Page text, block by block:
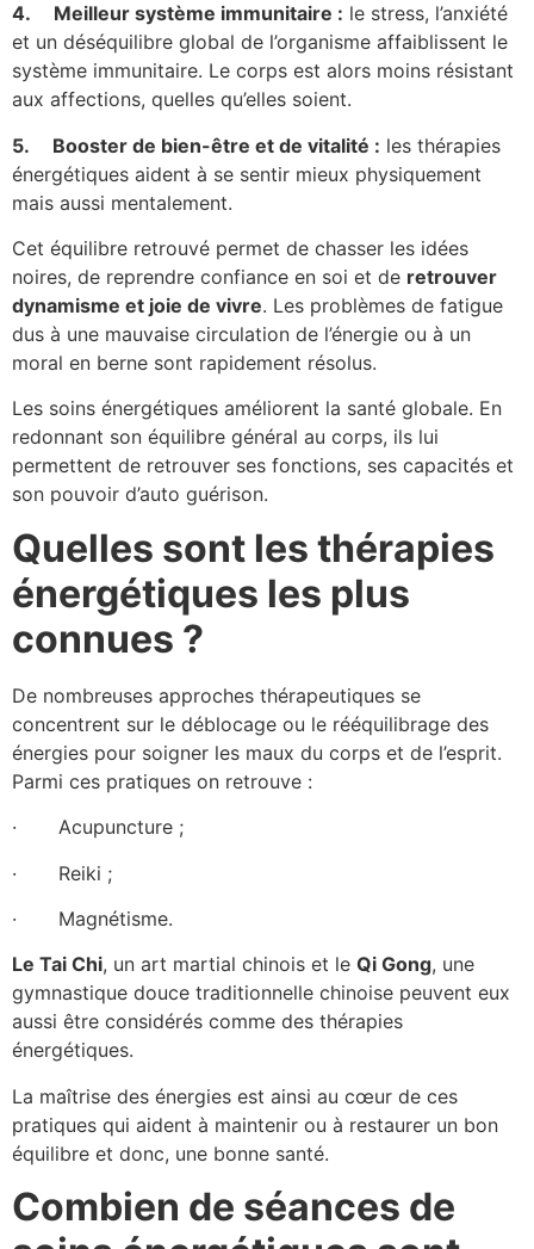
4.
Meilleur système immunitaire : le stress, l’anxiété
et un déséquilibre global de l’organisme affaiblissent le
système immunitaire. Le corps est alors moins résistant
aux affections, quelles qu’elles soient.
5.
Booster de bien-être et de vitalité : les thérapies
énergétiques aident à se sentir mieux physiquement
mais aussi mentalement.
Cet équilibre retrouvé permet de chasser les idées
noires, de reprendre confiance en soi et de retrouver
dynamisme et joie de vivre. Les problèmes de fatigue
dus à une mauvaise circulation de l’énergie ou à un
moral en berne sont rapidement résolus.
Les soins énergétiques améliorent la santé globale. En
redonnant son équilibre général au corps, ils lui
permettent de retrouver ses fonctions, ses capacités et
son pouvoir d’auto guérison.
Quelles sont les thérapies
énergétiques les plus
connues ?
De nombreuses approches thérapeutiques se
concentrent sur le déblocage ou le rééquilibrage des
énergies pour soigner les maux du corps et de l’esprit.
Parmi ces pratiques on retrouve :
· Acupuncture ;
· Reiki ;
· Magnétisme.
Le Tai Chi, un art martial chinois et le Qi Gong, une
gymnastique douce traditionnelle chinoise peuvent eux
aussi être considérés comme des thérapies
énergétiques.
La maîtrise des énergies est ainsi au cœur de ces
pratiques qui aident à maintenir ou à restaurer un bon
équilibre et donc, une bonne santé.
Combien de séances de